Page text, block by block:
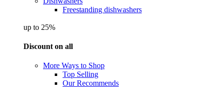
Freestanding dishwashers
up to 25%
Discount on all
More Ways to Shop
Top Selling
Our Recommends